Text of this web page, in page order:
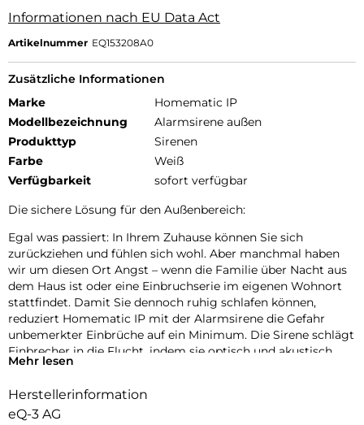
Informationen nach EU Data Act
Artikelnummer EQ153208A0
Zusätzliche Informationen
Marke
Homematic IP
Modellbezeichnung
Alarmsirene außen
Produkttyp
Sirenen
Farbe
Weiß
Verfügbarkeit
sofort verfügbar
Die sichere Lösung für den Außenbereich:
Egal was passiert: In Ihrem Zuhause können Sie sich
zurückziehen und fühlen sich wohl. Aber manchmal haben
wir um diesen Ort Angst – wenn die Familie über Nacht aus
dem Haus ist oder eine Einbruchserie im eigenen Wohnort
stattfindet. Damit Sie dennoch ruhig schlafen können,
reduziert Homematic IP mit der Alarmsirene die Gefahr
unbemerkter Einbrüche auf ein Minimum. Die Sirene schlägt
Einbrecher in die Flucht, indem sie optisch und akustisch
alarmiert. Das bekommen nicht nur Sie mit, sondern auch
Unsere Produkte in neuer Dimension:
Mehr lesen
Herstellerinformation
eQ-3 AG